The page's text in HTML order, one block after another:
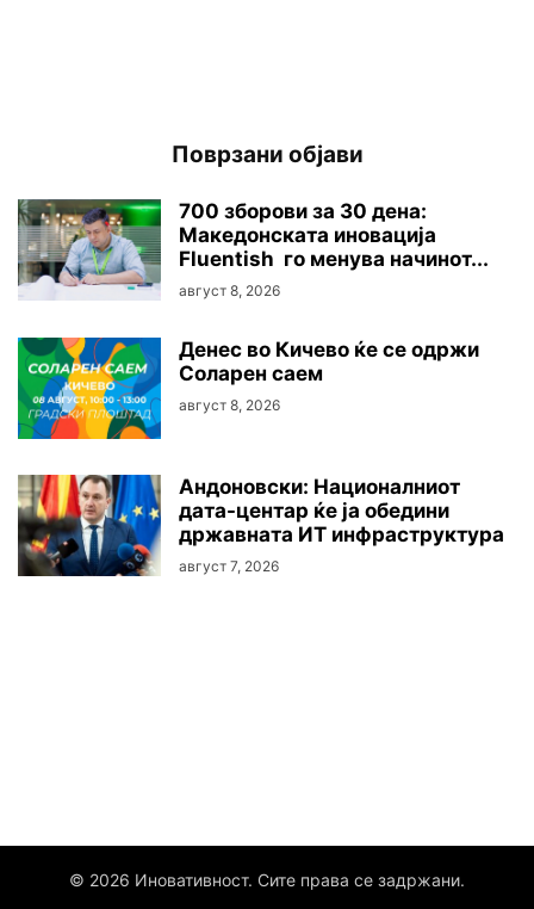
Поврзани објави
700 зборови за 30 дена:
Македонската иновација
Fluentish го менува начинот...
август 8, 2026
Денес во Кичево ќе се одржи
Соларен саем
август 8, 2026
Андоновски: Националниот
дата-центар ќе ја обедини
државната ИТ инфраструктура
август 7, 2026
© 2026 Иновативност. Сите права се задржани.